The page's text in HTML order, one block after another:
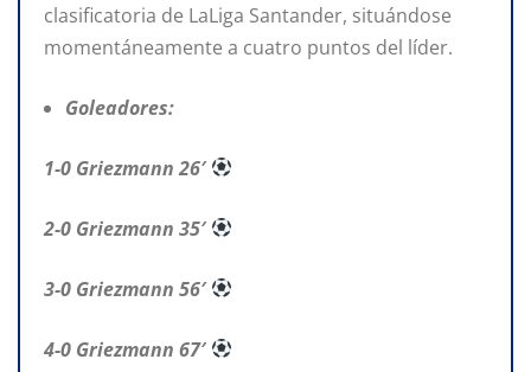
clasificatoria de LaLiga Santander, situándose
momentáneamente a cuatro puntos del líder.
Goleadores:
1-0 Griezmann 26′
2-0 Griezmann 35′
3-0 Griezmann 56′
4-0 Griezmann 67′